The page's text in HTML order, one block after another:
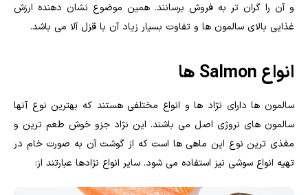
و آن را گران تر به فروش برسانند. همین موضوع نشان دهنده ارزش
غذایی بالای سالمون ها و تفاوت بسیار زیاد آن با قزل آلا می باشد.
انواع Salmon ها
سالمون ها دارای نژاد ها و انواع مختلفی هستند که بهترین نوع آنها
سالمون های نروژی اصل می باشند. این نژاد جزو خوش طعم ترین و
مغذی ترین نوع این ماهی ها است که از گوشت آن به صورت خام در
تهیه انواع سوشی نیز استفاده می شود. سایر انواع نژادها عبارتند از: